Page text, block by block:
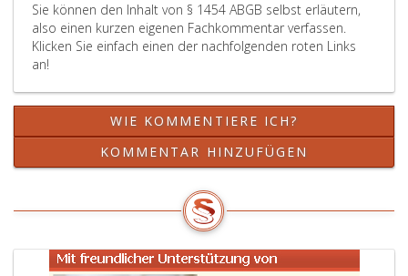
Minderjährige
und
volljährige
wenn
diese
aufgrund
einer
psychischen
Krankheit
oder
einer
vergleichbaren
Beeinträchtigung
Sie können den Inhalt von § 1454 ABGB selbst erläutern,
also einen kurzen eigenen Fachkommentar verfassen.
Klicken Sie einfach einen der nachfolgenden roten Links
an!
WIE KOMMENTIERE ICH?
KOMMENTAR HINZUFÜGEN